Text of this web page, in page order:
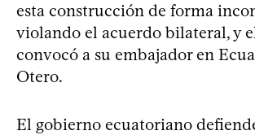
esta construcción de forma
violando el acuerdo bilateral, y
convocó a su embajador en
Otero.
El gobierno ecuatoriano